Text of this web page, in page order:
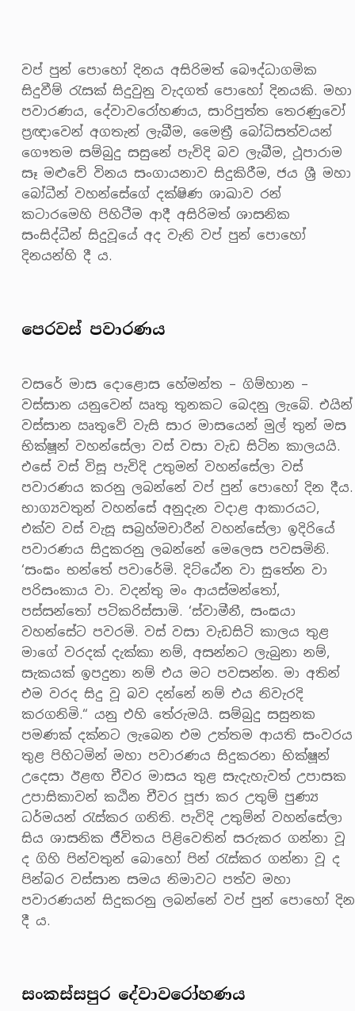
වප් පුන් පොහෝ දිනය අසිරිමත් බෞද්ධාගමික
සිදුවීම් රැසක් සිදුවුනු වැදගත් පොහෝ දිනයකි. මහා
පවාරණය, දේවාවරෝහණය, සාරිපුත්ත තෙරණුවෝ
ප්‍රඥාවෙන් අගතැන් ලැබීම, මෛත්‍රී බෝධිසත්වයන්
ගෞතම සම්බුදු සසුනේ පැවිදි බව ලැබීම, ථූපාරාම
සෑ මළුවේ විනය සංගායනාව සිදුකිරීම, ජය ශ්‍රී මහා
බෝධීන් වහන්සේගේ දක්ෂිණ ශාඛාව රන්
කටාරමෙහි පිහිටීම ආදී අසිරිමත් ශාසනික
සංසිද්ධීන් සිදුවූයේ අද වැනි වප් පුන් පොහෝ
දිනයන්හි දී ය.
පෙරවස් පවාරණය
වසරේ මාස දොළොස හේමන්ත – ගිම්හාන –
වස්සාන යනුවෙන් ඍතු තුනකට බෙදනු ලැබේ. එයින්
වස්සාන ඍතුවේ වැසි සාර මාසයෙන් මුල් තුන් මස
භික්ෂූන් වහන්සේලා වස් වසා වැඩ සිටින කාලයයි.
එසේ වස් විසූ පැවිදි උතුමන් වහන්සේලා වස්
පවාරණය කරනු ලබන්නේ වප් පුන් පොහෝ දින දීය.
භාග්‍යවතුන් වහන්සේ අනුදැන වදාළ ආකාරයට,
එක්ව වස් වැසූ සබ්‍රහ්මචාරීන් වහන්සේලා ඉදිරියේ
පවාරණය සිදුකරනු ලබන්නේ මෙලෙස පවසමිනි.
‘සංඝං භන්තේ පවාරේමි. දිට්ඨේන වා සුතේන වා
පරිසංකාය වා. වදන්තු මං ආයස්මන්තෝ,
පස්සන්තෝ පටිකරිස්සාමි. ‘ස්වාමීනී, සංඝයා
වහන්සේට පවරමි. වස් වසා වැඩසිටි කාලය තුළ
මාගේ වරදක් දැක්කා නම්, අසන්නට ලැබුනා නම්,
සැකයක් ඉපදුනා නම් එය මට පවසන්න. මා අතින්
එම වරද සිදු වූ බව දන්නේ නම් එය නිවැරදි
කරගනිමි.“ යනු එහි තේරුමයි. සම්බුදු සසුනක
පමණක් දක්නට ලැබෙන එම උත්තම ආයති සංවරය
තුළ පිහිටමින් මහා පවාරණය සිදුකරනා භික්ෂූන්
උදෙසා ඊළඟ චීවර මාසය තුළ සැදැහැවත් උපාසක
උපාසිකාවන් කඨින චීවර පූජා කර උතුම් පුණ්‍ය
ධර්මයන් රැස්කර ගනිති. පැවිදි උතුම්න් වහන්සේලා
සිය ශාසනික ජීවිතය පිළිවෙතින් සරුකර ගන්නා වූ
ද ගිහි පින්වතුන් බොහෝ පින් රැස්කර ගන්නා වූ ද
පින්බර වස්සාන සමය නිමාවට පත්ව මහා
පවාරණයන් සිදුකරනු ලබන්නේ වප් පුන් පොහෝ දින
දී ය.
සංකස්සපුර දේවාවරෝහණය